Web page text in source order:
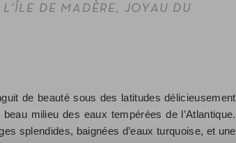
DE MADÈRE, JOYAU DU
de beauté sous des latitudes délicieusement
milieu des eaux tempérées de l’Atlantique.
splendides, baignées d’eaux turquoise, et une